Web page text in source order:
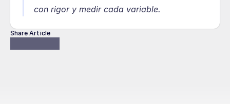
con rigor y medir cada variable.
Share Article